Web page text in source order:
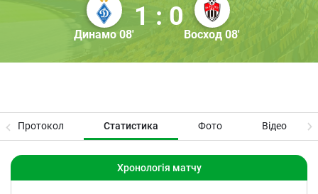
Динамо 08'
1 : 0
Восход 08'
Протокол Статистика Фото Відео
Хронологія матчу